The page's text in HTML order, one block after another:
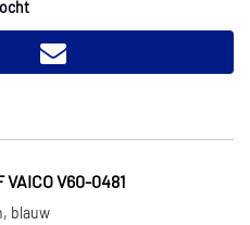
VAICO V60-0481
blauw